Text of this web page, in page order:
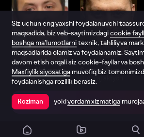
Vitaliy Shlyappo
Produser
Sergey Burunov
Dublyaj aktyori
Ilovada ochish
Siz uchun eng yaxshi foydalanuvchi
maqsadida, biz veb-saytimizdagicookie
boshqa ma’lumotlarnitexnik, tahliliy va
maqsadlarida olamiz va foydalanamiz.
davom etish orqali siz cookie-fayllar va
Maxfiylik siyosatiga muvofiq biz
foydalanishga rozilik berasiz.
Roziman yokiyordam xizmatiga